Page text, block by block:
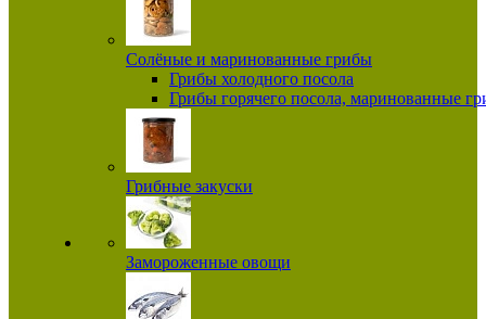
Солёные и маринованные грибы
Грибы холодного посола
Грибы горячего посола, маринованные
Грибные закуски
Замороженные овощи